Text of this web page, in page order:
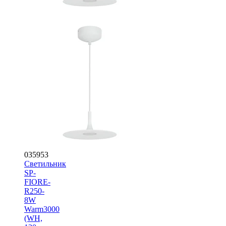
035953
Светильник
SP-
FIORE-
R250-
8W
Warm3000
(WH,